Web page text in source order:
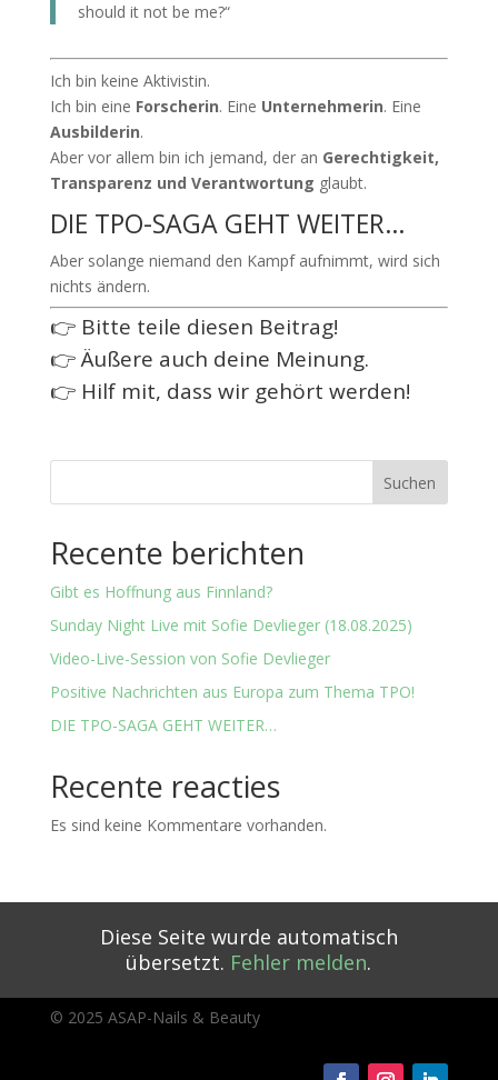
should it not be me?“
Ich bin keine Aktivistin.
Ich bin eine Forscherin. Eine Unternehmerin. Eine
Ausbilderin.
Aber vor allem bin ich jemand, der an Gerechtigkeit,
Transparenz und Verantwortung glaubt.
DIE TPO-SAGA GEHT WEITER…
Aber solange niemand den Kampf aufnimmt, wird sich
nichts ändern.
👉 Bitte teile diesen Beitrag!
👉 Äußere auch deine Meinung.
👉 Hilf mit, dass wir gehört werden!
Suchen
Recente berichten
Gibt es Hoffnung aus Finnland?
Sunday Night Live mit Sofie Devlieger (18.08.2025)
Video-Live-Session von Sofie Devlieger
Positive Nachrichten aus Europa zum Thema TPO!
DIE TPO-SAGA GEHT WEITER…
Recente reacties
Es sind keine Kommentare vorhanden.
Diese Seite wurde automatisch
übersetzt. Fehler melden.
© 2025 ASAP-Nails & Beauty